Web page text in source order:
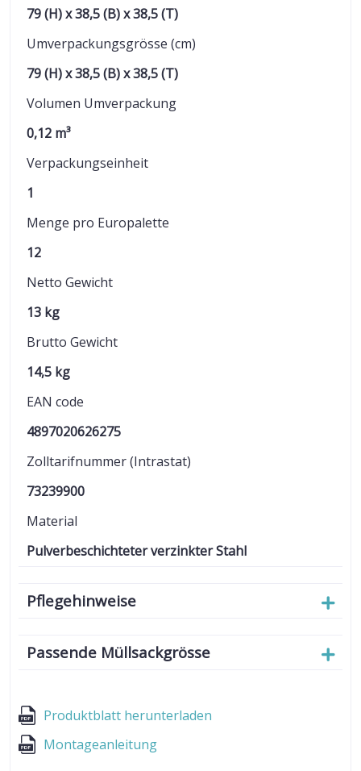
79 (H) x 38,5 (B) x 38,5 (T)
Umverpackungsgrösse (cm)
79 (H) x 38,5 (B) x 38,5 (T)
Volumen Umverpackung
0,12 m³
Verpackungseinheit
1
Menge pro Europalette
12
Netto Gewicht
13 kg
Brutto Gewicht
14,5 kg
EAN code
4897020626275
Zolltarifnummer (Intrastat)
73239900
Material
Pulverbeschichteter verzinkter Stahl
Pflegehinweise
Passende Müllsackgrösse
Produktblatt herunterladen
Montageanleitung